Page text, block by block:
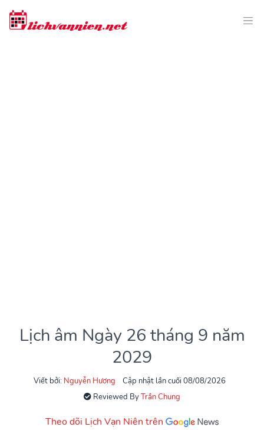
Lịch âm Ngày 26 tháng 9 năm
2029
Viết bởi: Nguyễn Hương
Cập nhật lần cuối 08/08/2026
Reviewed ByTrần Chung
Theo dõi Lịch Vạn Niên trên